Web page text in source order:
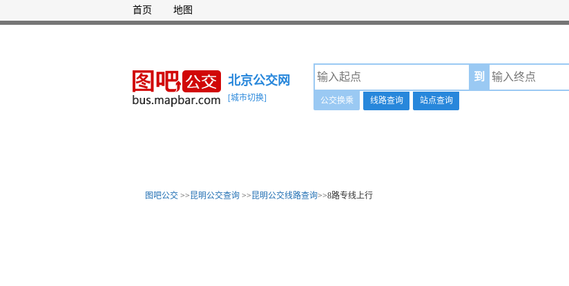
首页 地图
北京公交网
[城市切换]
到
公交换乘 线路查询 站点查询
图吧公交 >>昆明公交查询 >>昆明公交线路查询>>8路专线上行